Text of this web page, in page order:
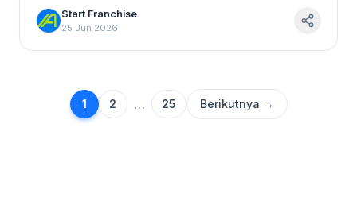
Start Franchise
25 Jun 2026
1 2 … 25 Berikutnya →